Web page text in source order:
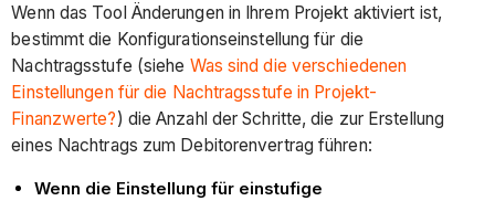
Wenn das Tool Änderungen in Ihrem Projekt aktiviert ist,
bestimmt die Konfigurationseinstellung für die
Nachtragsstufe (siehe Was sind die verschiedenen
Einstellungen für die Nachtragsstufe in Projekt-
Finanzwerte?) die Anzahl der Schritte, die zur Erstellung
eines Nachtrags zum Debitorenvertrag führen:
Wenn die Einstellung für einstufige